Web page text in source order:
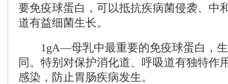
要免疫球蛋白，可以抵抗疾病菌侵袭、中
道有益细菌生长。
1gA—母乳中最重要的免疫球蛋白，生
同。特别对保护消化道、呼吸道有独特作
感染，防止胃肠疾病发生。